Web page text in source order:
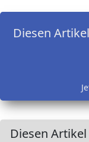
Diesen
Diesen